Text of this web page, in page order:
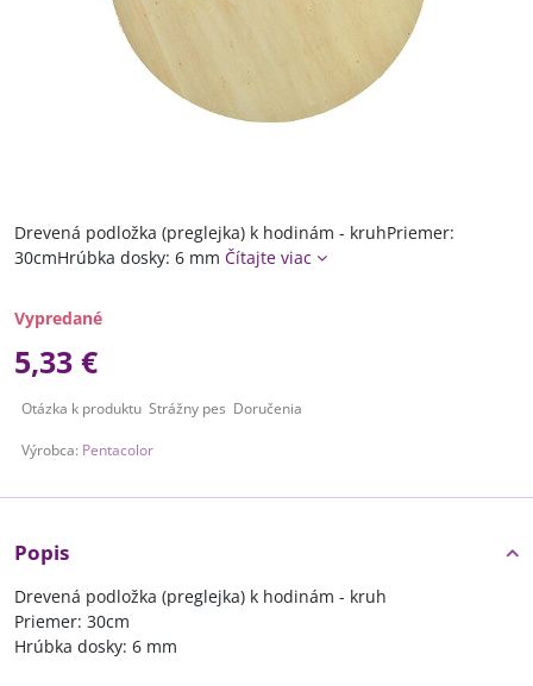
Drevená podložka (preglejka) k hodinám - kruhPriemer:
30cmHrúbka dosky: 6 mm Čítajte viac
Vypredané
5,33 €
Otázka k produktu Strážny pes Doručenia
Výrobca: Pentacolor
Popis
Drevená podložka (preglejka) k hodinám - kruh
Priemer: 30cm
Hrúbka dosky: 6 mm